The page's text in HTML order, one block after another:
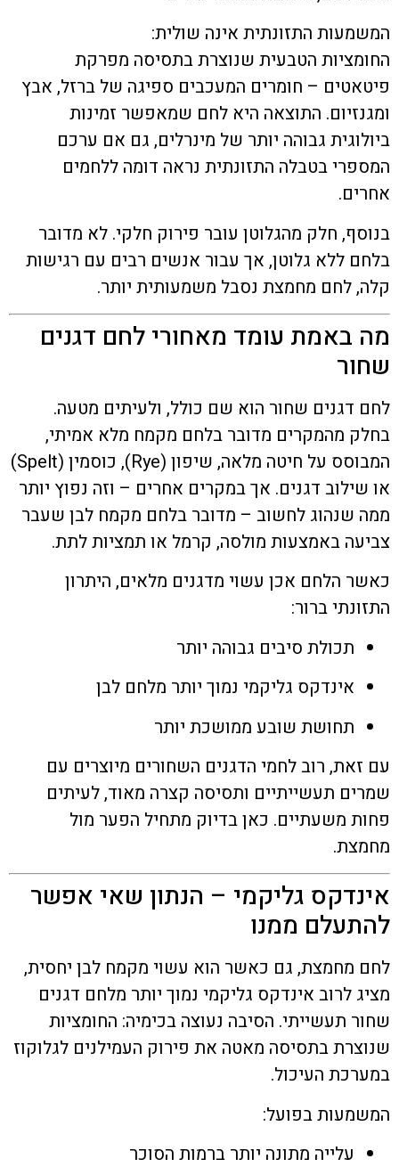
המשמעות התזונתית אינה שולית:
החומציות הטבעית שנוצרת בתסיסה מפרקת
פיטאטים – חומרים המעכבים ספיגה של ברזל, אבץ
ומגנזיום. התוצאה היא לחם שמאפשר זמינות
ביולוגית גבוהה יותר של מינרלים, גם אם ערכם
המספרי בטבלה התזונתית נראה דומה ללחמים
אחרים.
בנוסף, חלק מהגלוטן עובר פירוק חלקי. לא מדובר
בלחם ללא גלוטן, אך עבור אנשים רבים עם רגישות
קלה, לחם מחמצת נסבל משמעותית יותר.
מה באמת עומד מאחורי לחם דגנים
שחור
לחם דגנים שחור הוא שם כולל, ולעיתים מטעה.
בחלק מהמקרים מדובר בלחם מקמח מלא אמיתי,
המבוסס על חיטה מלאה, שיפון (Rye), כוסמין (Spelt)
או שילוב דגנים. אך במקרים אחרים – וזה נפוץ יותר
ממה שנהוג לחשוב – מדובר בלחם מקמח לבן שעבר
צביעה באמצעות מולסה, קרמל או תמציות לתת.
כאשר הלחם אכן עשוי מדגנים מלאים, היתרון
התזונתי ברור:
תכולת סיבים גבוהה יותר
אינדקס גליקמי נמוך יותר מלחם לבן
תחושת שובע ממושכת יותר
עם זאת, רוב לחמי הדגנים השחורים מיוצרים עם
שמרים תעשייתיים ותסיסה קצרה מאוד, לעיתים
פחות משעתיים. כאן בדיוק מתחיל הפער מול
מחמצת.
אינדקס גליקמי – הנתון שאי אפשר
להתעלם ממנו
לחם מחמצת, גם כאשר הוא עשוי מקמח לבן יחסית,
מציג לרוב אינדקס גליקמי נמוך יותר מלחם דגנים
שחור תעשייתי. הסיבה נעוצה בכימיה: החומציות
שנוצרת בתסיסה מאטה את פירוק העמילנים לגלוקוז
במערכת העיכול.
המשמעות בפועל:
עלייה מתונה יותר ברמות הסוכר